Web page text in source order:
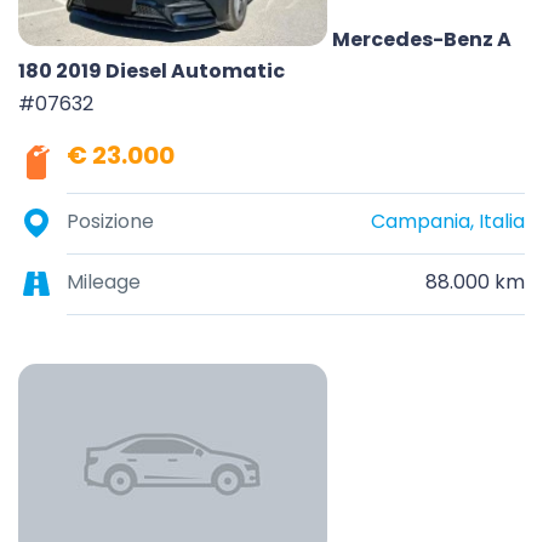
Mercedes-Benz A
180 2019 Diesel Automatic
#07632
€ 23.000
Posizione Campania, Italia
Mileage 88.000 km